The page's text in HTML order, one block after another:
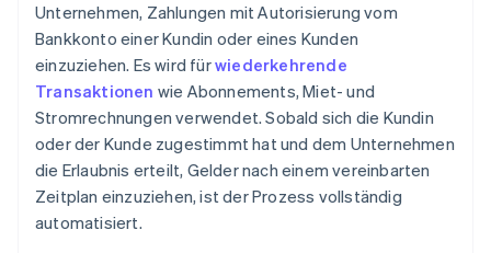
Unternehmen, Zahlungen mit Autorisierung vom
Bankkonto einer Kundin oder eines Kunden
einzuziehen. Es wird fürwiederkehrende
Transaktionen wie Abonnements, Miet- und
Stromrechnungen verwendet. Sobald sich die Kundin
oder der Kunde zugestimmt hat und dem Unternehmen
die Erlaubnis erteilt, Gelder nach einem vereinbarten
Zeitplan einzuziehen, ist der Prozess vollständig
automatisiert.